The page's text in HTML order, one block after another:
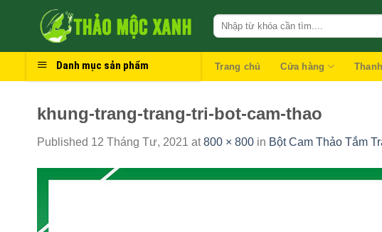
Danh mục sản phẩm Trang chủ Cửa hàng
khung-trang-trang-tri-bot-cam-thao
Published 12 Tháng Tư, 2021 at800 × 800 in Bột Cam Thảo Tắm